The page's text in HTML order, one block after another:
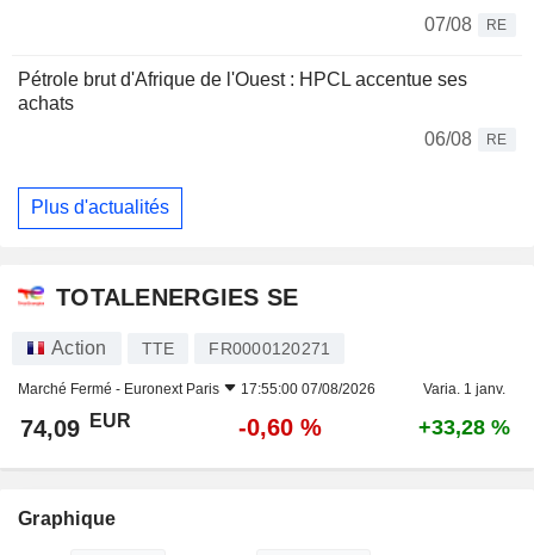
07/08
RE
Pétrole brut d'Afrique de l'Ouest : HPCL accentue ses
achats
06/08
RE
Plus d'actualités
TOTALENERGIES SE
Action TTE FR0000120271
Marché Fermé - Euronext Paris 17:55:00 07/08/2026 Varia. 1 janv.
74,09 EUR -0,60 % +33,28 %
Graphique